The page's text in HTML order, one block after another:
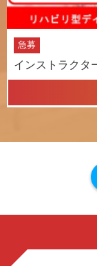
急募
インストラク